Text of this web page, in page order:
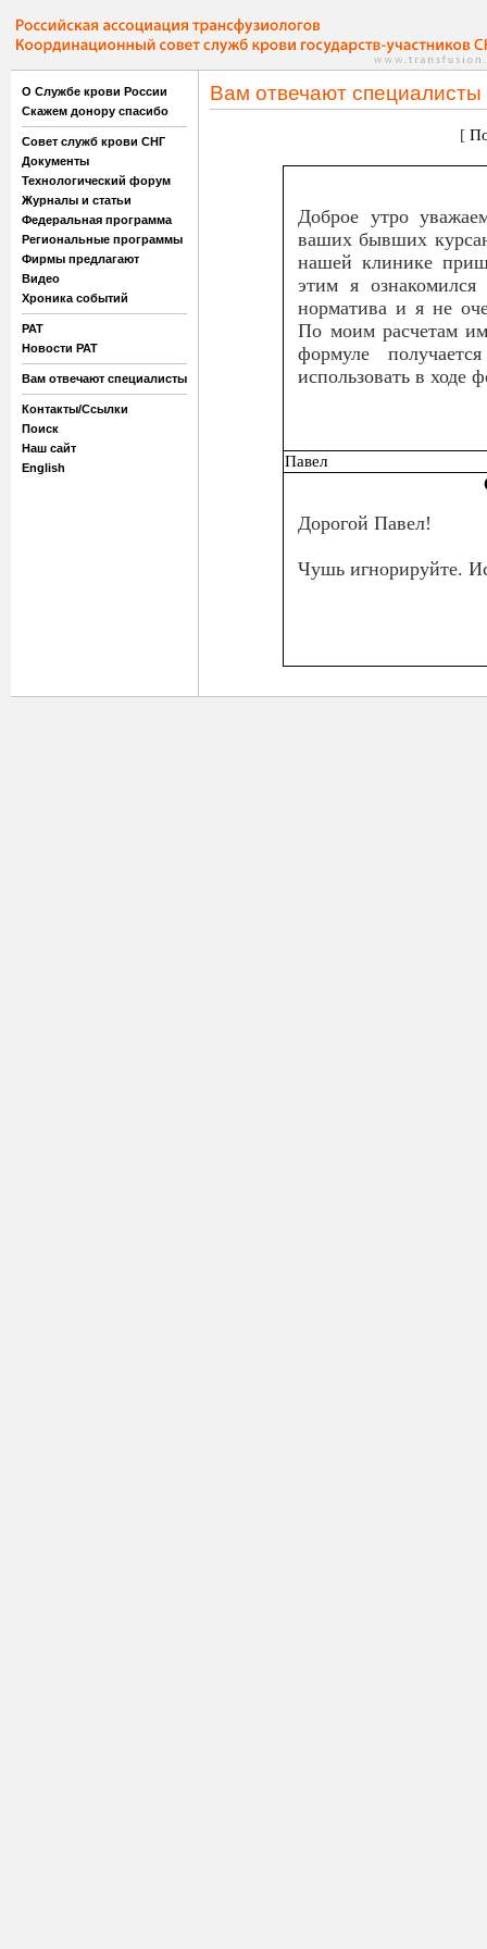
О Службе крови России
Скажем донору спасибо
Совет служб крови СНГ
Документы
Технологический форум
Журналы и статьи
Федеральная программа
Региональные программы
Фирмы предлагают
Видео
Хроника событий
РАТ
Новости РАТ
Вам отвечают специалисты
Контакты/Ссылки
Поиск
Наш сайт
English
Вам отвечают специалисты
[
Доброе утро
ваших бывших
нашей клинике
этим я
норматива и я не
По моим расчетам
формуле
использовать в ходе
Павел
Дорогой Павел!
Чушь игнорируйте.